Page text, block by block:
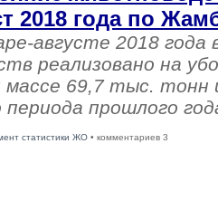
2018 года по
августе 2018 года
реализовано на
массе 69,7 тыс. тонн
периода прошлого
статистики ЖО • комментариев 3